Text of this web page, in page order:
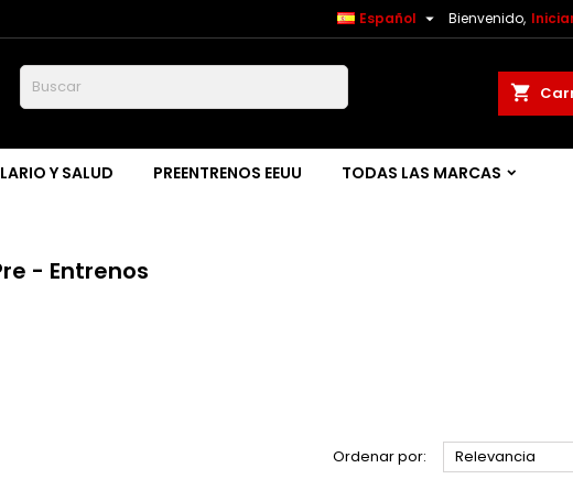
Bienvenido,
Español 
shopping_cart
Buscar
Y SALUD PREENTRENOS EEUU TODAS LAS MARCAS
- Entrenos
Ordenar por: Relevancia